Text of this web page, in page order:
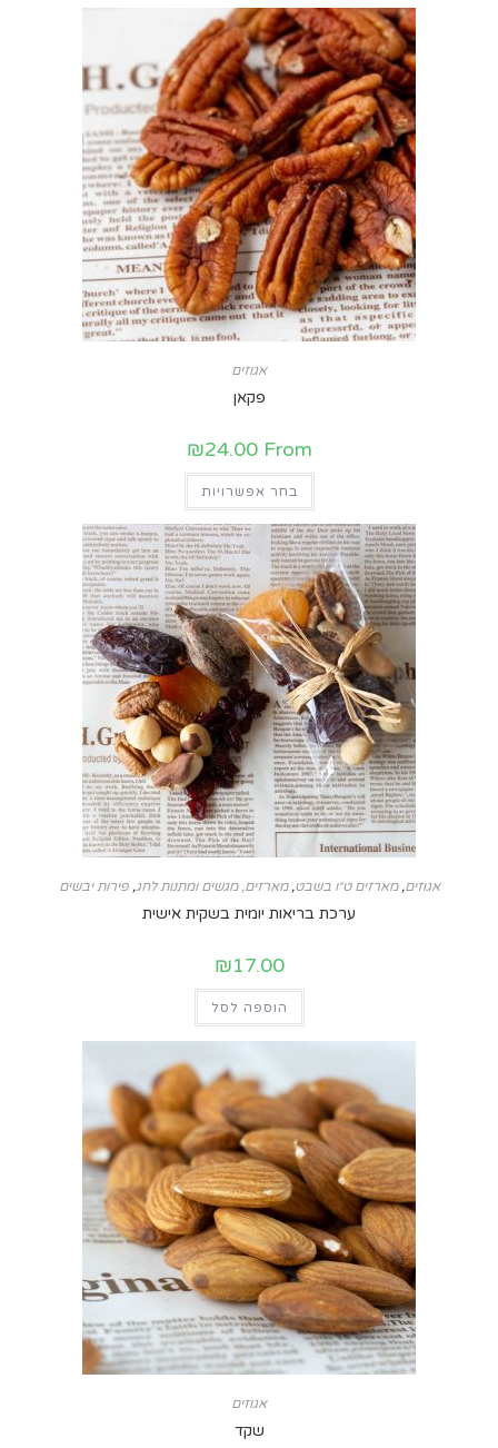
אגוזים
פקאן
From
₪24.00
בחר אפשרויות
אגוזים,מארזים ט״ו בשבט,מארזים, מגשים ומתנות לחג,פירות יבשים
ערכת בריאות יומית בשקית אישית
₪17.00
הוספה לסל
אגוזים
שקד